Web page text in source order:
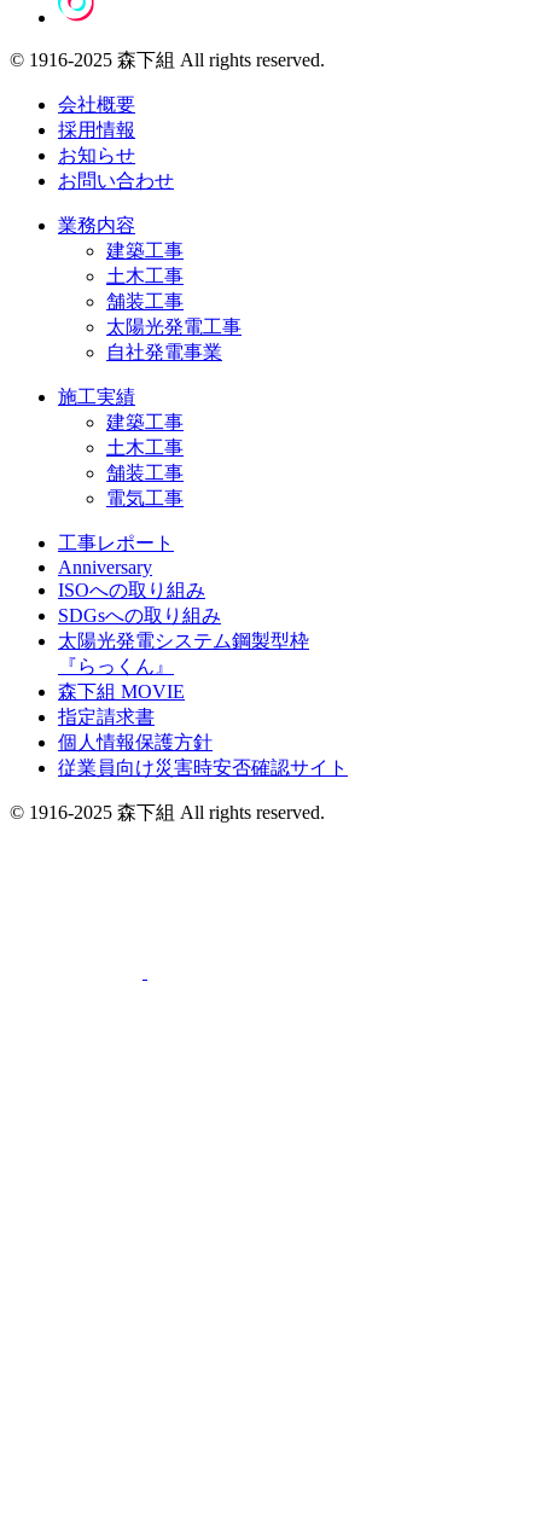
© 1916-2025 森下組 All rights reserved.
会社概要
採用情報
お知らせ
お問い合わせ
業務内容
建築工事
土木工事
舗装工事
太陽光発電工事
自社発電事業
施工実績
建築工事
土木工事
舗装工事
電気工事
工事レポート
Anniversary
ISOへの取り組み
SDGsへの取り組み
太陽光発電システム鋼製型枠
『らっくん』
森下組 MOVIE
指定請求書
個人情報保護方針
従業員向け災害時安否確認サイト
© 1916-2025 森下組 All rights reserved.